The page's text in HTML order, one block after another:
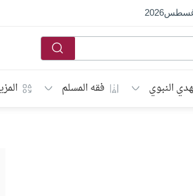
2026
النبوي فقه المسلم